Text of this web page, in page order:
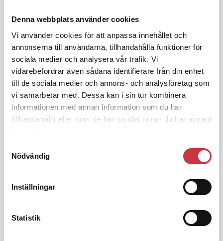
Denna webbplats använder cookies
Vi använder cookies för att anpassa innehållet och
annonserna till användarna, tillhandahålla funktioner för
sociala medier och analysera vår trafik. Vi
vidarebefordrar även sådana identifierare från din enhet
till de sociala medier och annons- och analysföretag som
vi samarbetar med. Dessa kan i sin tur kombinera
informationen med annan information som du har
tillhandahållit eller som de har samlat in när du har använt
deras tjänster.
Nödvändig
Inställningar
Statistik
3 juni 2026
Klart: Ingångslönen höjs med 2 300
kronor
4 juni 2026
Insändare:Miljoner i sjön –
polisaspiranter underkänns på
– nu ska han lära sig grunderna